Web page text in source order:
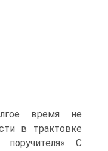
время не
в трактовке
поручителя». C